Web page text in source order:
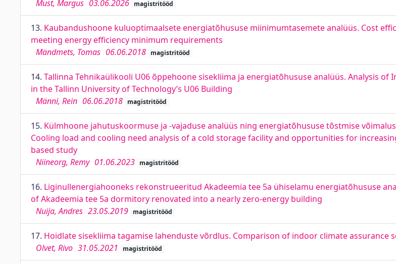
Must, Margus 03.06.2026 magistritööd
13. Kaubandushoone kuluoptimaalsete energiatõhususe miinimumtasemete analüüs. Cost
meeting energy efficiency minimum requirements
Mändmets, Tomas 06.06.2018 magistritööd
14. Tallinna Tehnikaülikooli U06 õppehoone sisekliima ja energiatõhususe analüüs. Analysis of
in the Tallinn University of Technology’s U06 Building
Männi, Rein 06.06.2018 magistritööd
15. Külmhoone jahutuskoormuse ja -vajaduse analüüs ning energiatõhususe tõstmise
Cooling load and cooling need analysis of a cold storage facility and opportunities for
based study
Niineorg, Remy 01.06.2023 magistritööd
16. Liginullenergiahooneks rekonstrueeritud Akadeemia tee 5a ühiselamu energiatõhususe
of Akadeemia tee 5a dormitory renovated into a nearly zero-energy building
Nuija, Andres 23.05.2019 magistritööd
17. Hoidlate sisekliima tagamise lahenduste võrdlus. Comparison of indoor climate assurance
Olvet, Rivo 31.05.2021 magistritööd